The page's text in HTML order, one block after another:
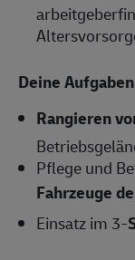
Deine
Rangieren
Pflege und
Fahrzeuge
Einsatz im 3-